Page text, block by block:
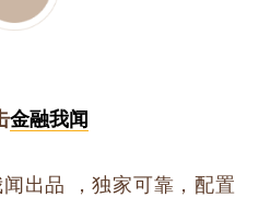
金融我闻
出品 ，独家可靠，配置